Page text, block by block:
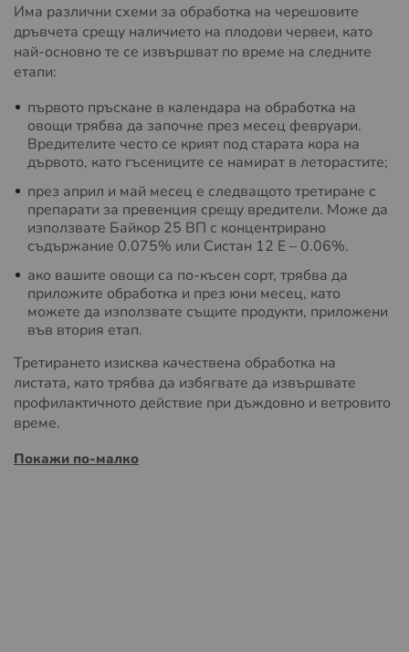
Има различни схеми за обработка на черешовите
дръвчета срещу наличието на плодови червеи, като
най-основно те се извършват по време на следните
етапи:
първото пръскане в календара на обработка на
овощи трябва да започне през месец февруари.
Вредителите често се крият под старата кора на
дървото, като гъсениците се намират в леторастите;
през април и май месец е следващото третиране с
препарати за превенция срещу вредители. Може да
използвате Байкор 25 ВП с концентрирано
съдържание 0.075% или Систан 12 Е – 0.06%.
ако вашите овощи са по-късен сорт, трябва да
приложите обработка и през юни месец, като
можете да използвате същите продукти, приложени
във втория етап.
Третирането изисква качествена обработка на
листата, като трябва да избягвате да извършвате
профилактичното действие при дъждовно и ветровито
време.
Покажи по-малко